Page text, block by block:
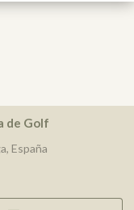
de Golf
España